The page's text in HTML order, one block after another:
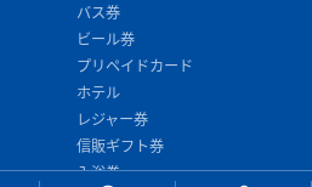
バス券
ビール券
プリペイドカード
ホテル
レジャー券
信販ギフト券
入浴券